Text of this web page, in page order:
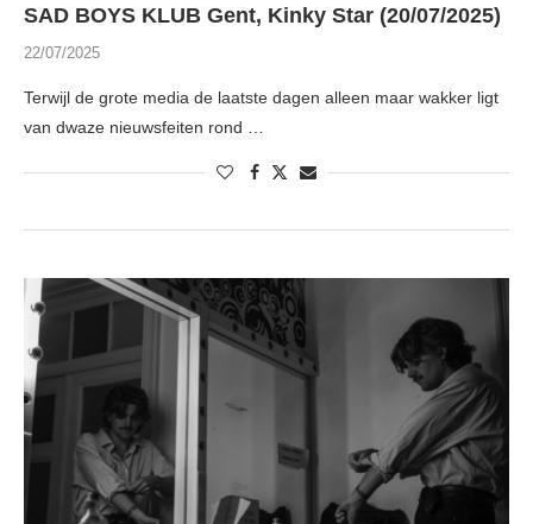
SAD BOYS KLUB Gent, Kinky Star (20/07/2025)
22/07/2025
Terwijl de grote media de laatste dagen alleen maar wakker ligt
van dwaze nieuwsfeiten rond …